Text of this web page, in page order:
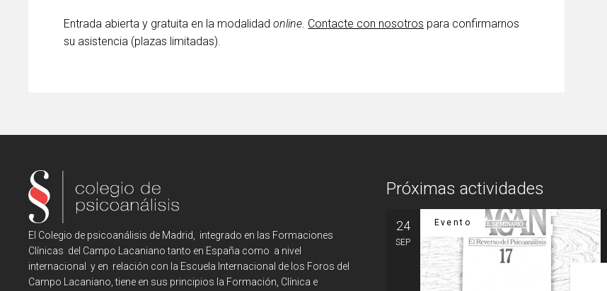
Entrada abierta y gratuita en la modalidadonline. Contacte con nosotros para confirmarnos
su asistencia (plazas limitadas).
El Colegio de psicoanálisis de Madrid, integrado en las Formaciones
Clínicas del Campo Lacaniano tanto en España como a nivel
internacional y en relación con la Escuela Internacional de los Foros del
Campo Lacaniano, tiene en sus principios la Formación, Clínica e
Próximas actividades
24
SEP
Evento